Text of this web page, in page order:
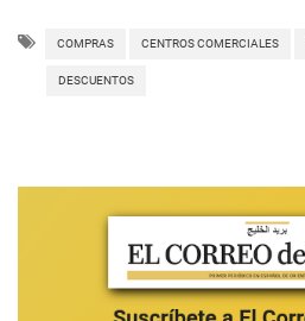
COMPRAS CENTROS COMERCIALES
DESCUENTOS